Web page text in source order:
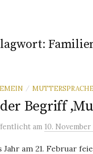
/
Begriff
am 10. November
Jahr am 21. Februar